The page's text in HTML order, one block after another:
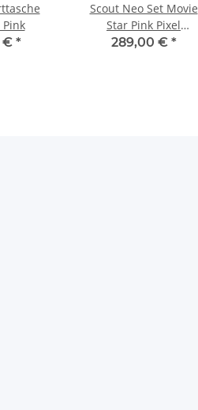
€ *
Scout Neo Set Movie
Star Pink Pixel
SchulranzenSet
289,00 € *